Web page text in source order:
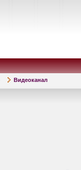
Видеоканал